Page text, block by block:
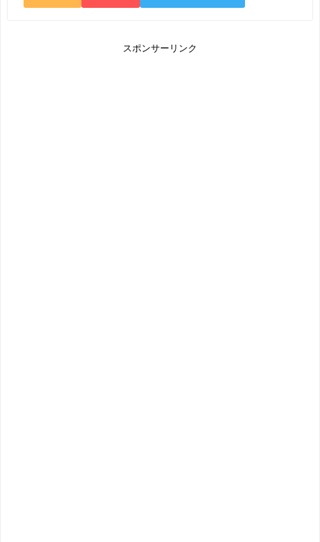
スポンサーリンク